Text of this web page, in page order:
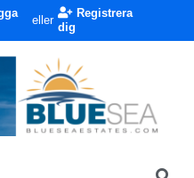
eller
Registrera
dig